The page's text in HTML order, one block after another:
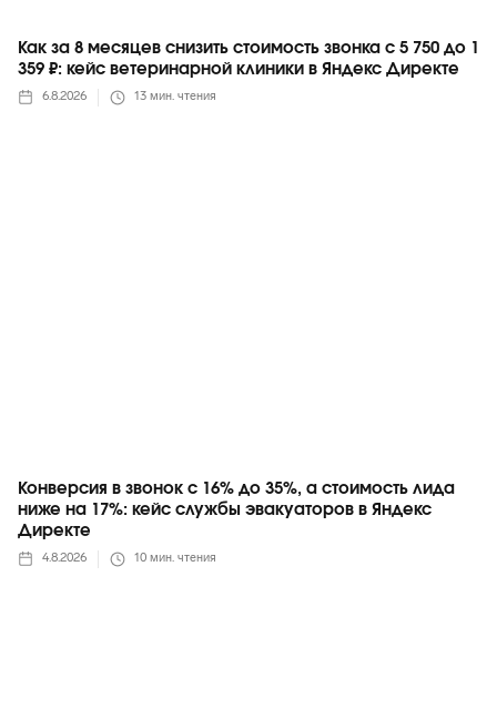
Как за 8 месяцев снизить стоимость звонка с 5 750 до 1
359 ₽: кейс ветеринарной клиники в Яндекс Директе
6.8.2026 13 мин. чтения
Конверсия в звонок с 16% до 35%, а стоимость лида
ниже на 17%: кейс службы эвакуаторов в Яндекс
Директе
4.8.2026 10 мин. чтения